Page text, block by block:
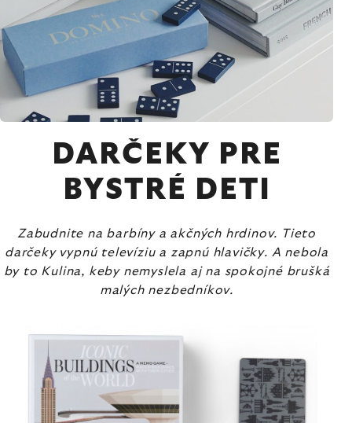
DARČEKY PRE
BYSTRÉ DETI
Zabudnite na barbíny a akčných hrdinov. Tieto
darčeky vypnú televíziu a zapnú hlavičky. A nebola
by to Kulina, keby nemyslela aj na spokojné brušká
malých nezbedníkov.